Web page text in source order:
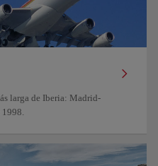
larga de Iberia: Madrid-
1998.